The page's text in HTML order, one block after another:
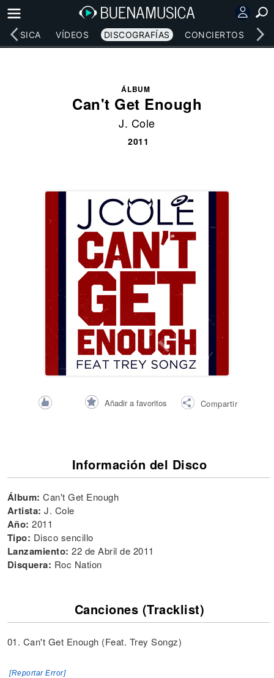
MÚSICA VÍDEOS DISCOGRAFÍAS CONCIERTOS
ÁLBUM
Can't Get Enough
J. Cole
2011
Añadir a favoritos Compartir
Información del Disco
Álbum: Can't Get Enough
Artista: J. Cole
Año: 2011
Tipo: Disco sencillo
Lanzamiento: 22 de Abril de 2011
Disquera: Roc Nation
Canciones (Tracklist)
01. Can't Get Enough (Feat. Trey Songz)
[Reportar Error]